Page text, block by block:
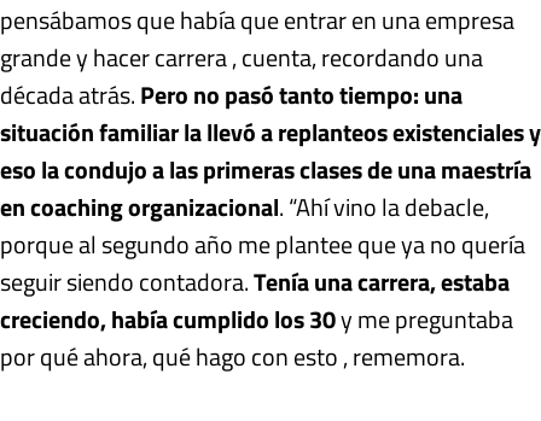
pensábamos que había que entrar en una empresa
grande y hacer carrera , cuenta, recordando una
década atrás.Pero no pasó tanto tiempo: una
situación familiar la llevó a replanteos existenciales y
eso la condujo a las primeras clases de una maestría
en coaching organizacional. “Ahí vino la debacle,
porque al segundo año me plantee que ya no quería
seguir siendo contadora.Tenía una carrera, estaba
creciendo, había cumplido los 30y me preguntaba
por qué ahora, qué hago con esto , rememora.